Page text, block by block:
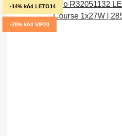
-14% kód LETO14
-20% kód VIP20